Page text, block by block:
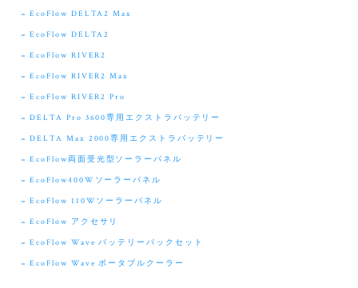
EcoFlow DELTA2 Max
EcoFlow DELTA2
EcoFlow RIVER2
EcoFlow RIVER2 Max
EcoFlow RIVER2 Pro
DELTA Pro 3600専用エクストラバッテリー
DELTA Max 2000専用エクストラバッテリー
EcoFlow両面受光型ソーラーパネル
EcoFlow400Wソーラーパネル
EcoFlow 110Wソーラーパネル
EcoFlow アクセサリ
EcoFlow Wave バッテリーパックセット
EcoFlow Wave ポータブルクーラー